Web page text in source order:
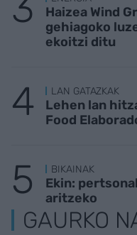
Haizea Wind
gehiagoko
ekoitzi ditu
LAN GATAZKAK
Lehen lan
Food
BIKAINAK
Ekin:
aritzeko
GAURKO